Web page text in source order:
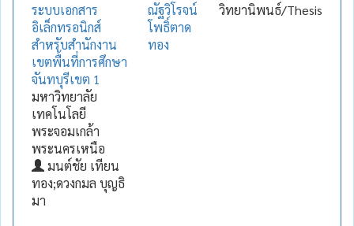
ระบบเอกสาร
อิเล็กทรอนิกส์
สำหรับสำนักงาน
เขตพื้นที่การศึกษา
จันทบุรีเขต 1
มหาวิทยาลัย
เทคโนโลยี
พระจอมเกล้า
พระนครเหนือ
มนต์ชัย เทียน
ทอง;ดวงกมล บุญธิ
มา
ณัฐวิโรจน์
โพธิ์ตาด
ทอง
วิทยานิพนธ์/Thesis